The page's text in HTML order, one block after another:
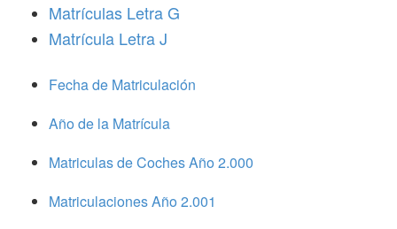
Matrículas Letra G
Matrícula Letra J
Fecha de Matriculación
Año de la Matrícula
Matriculas de Coches Año 2.000
Matriculaciones Año 2.001